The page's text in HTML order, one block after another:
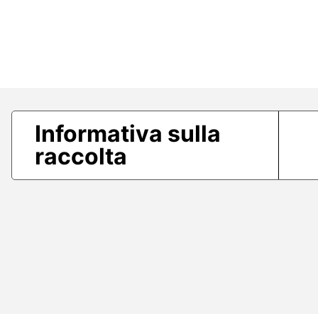
Informativa sulla
raccolta